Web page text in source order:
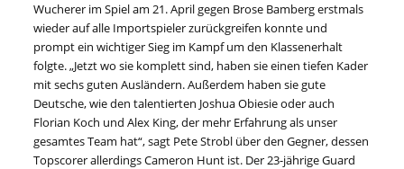
Wucherer im Spiel am 21. April gegen Brose Bamberg erstmals
wieder auf alle Importspieler zurückgreifen konnte und
prompt ein wichtiger Sieg im Kampf um den Klassenerhalt
folgte. „Jetzt wo sie komplett sind, haben sie einen tiefen Kader
mit sechs guten Ausländern. Außerdem haben sie gute
Deutsche, wie den talentierten Joshua Obiesie oder auch
Florian Koch und Alex King, der mehr Erfahrung als unser
gesamtes Team hat“, sagt Pete Strobl über den Gegner, dessen
Topscorer allerdings Cameron Hunt ist. Der 23-jährige Guard